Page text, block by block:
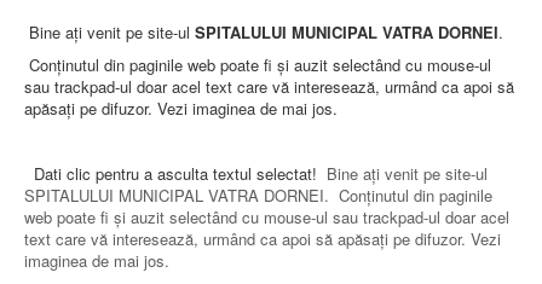
STRUCTURA SPITALULUI
SECŢIA CHIRURGIE
SECŢIA BOLI INFECŢIOASE
SECŢIA MEDICINĂ INTERNĂ
LABORATOARE
LABORATOR DE ANALIZE MEDICALE
LABORATOR DE RADIOLOGIE ŞI IMAGISTICĂ
MEDICALĂ
Bine aţi venit pe site-ul SPITALULUI MUNICIPAL VATRA DORNEI.
Conţinutul din paginile web poate fi şi auzit selectând cu mouse-ul
sau trackpad-ul doar acel text care vă interesează, urmând ca apoi să
apăsaţi pe difuzor. Vezi imaginea de mai jos.
Dati clic pentru a asculta textul selectat! Bine aţi venit pe site-ul
SPITALULUI MUNICIPAL VATRA DORNEI. Conţinutul din paginile
web poate fi şi auzit selectând cu mouse-ul sau trackpad-ul doar acel
text care vă interesează, urmând ca apoi să apăsaţi pe difuzor. Vezi
imaginea de mai jos.